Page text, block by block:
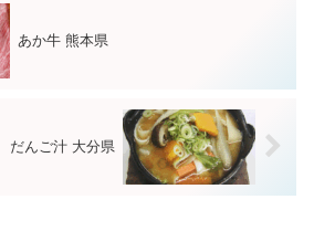
あか牛 熊本県
だんご汁 大分県